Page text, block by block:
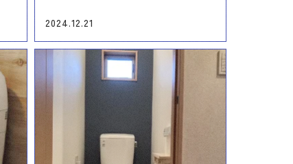
2024.12.21